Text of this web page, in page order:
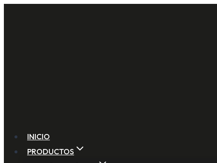
INICIO
PRODUCTOS